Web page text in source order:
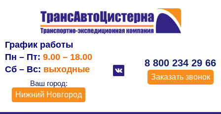
График работы
Пн – Пт: 9.00 – 18.00
Сб – Вс: выходные
Ваш город:
Нижний Новгород
8 800 234 29 66
Заказать звонок